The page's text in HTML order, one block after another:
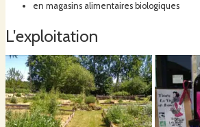
La Boutique du Cabri est notre lieu de vente
Contactez-nous pour toute
cadeaux
en magasins alimentaires biologiques
L'exploitation